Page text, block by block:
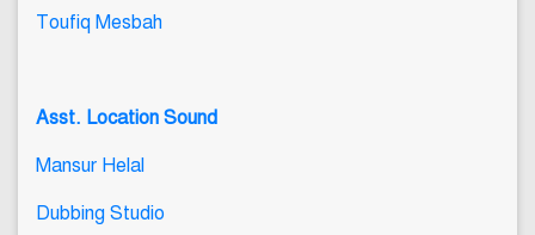
Toufiq Mesbah
Asst. Location Sound
Mansur Helal
Dubbing Studio